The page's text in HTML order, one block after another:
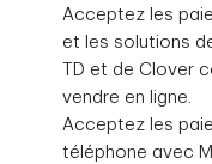
Acceptez les
et les solutions
TD et de Clover
vendre en ligne.
Acceptez les
téléphone avec